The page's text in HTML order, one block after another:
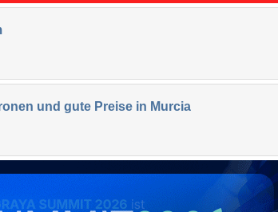
und gute Preise in Murcia